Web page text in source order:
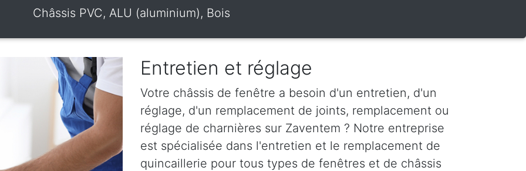
Châssis PVC, ALU (aluminium), Bois
Entretien et réglage
Votre châssis de fenêtre a besoin d'un entretien, d'un
réglage, d'un remplacement de joints, remplacement ou
réglage de charnières sur Zaventem ? Notre entreprise
est spécialisée dans l'entretien et le remplacement de
quincaillerie pour tous types de fenêtres et de châssis